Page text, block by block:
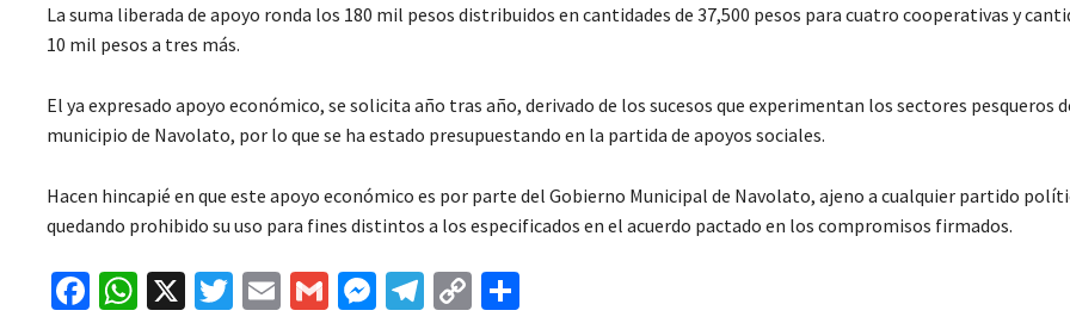
La suma liberada de apoyo ronda los 180 mil pesos distribuidos en cantidades de 37,500 pesos para cuatro cooperativas y
10 mil pesos a tres más.
El ya expresado apoyo económico, se solicita año tras año, derivado de los sucesos que experimentan los sectores pesqueros
municipio de Navolato, por lo que se ha estado presupuestando en la partida de apoyos sociales.
Hacen hincapié en que este apoyo económico es por parte del Gobierno Municipal de Navolato, ajeno a cualquier partido
quedando prohibido su uso para fines distintos a los especificados en el acuerdo pactado en los compromisos firmados.
Fa W X
T
E
G
M Te C